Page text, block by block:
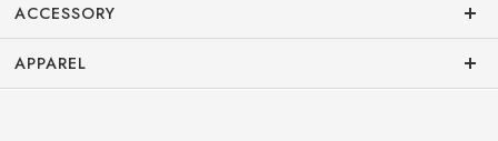
ACCESSORY
APPAREL